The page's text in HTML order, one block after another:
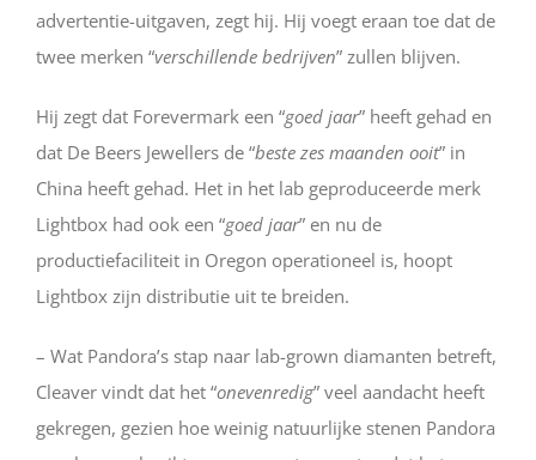
advertentie-uitgaven, zegt hij. Hij voegt eraan toe dat de
twee merken “verschillende bedrijven” zullen blijven.
Hij zegt dat Forevermark een “goed jaar” heeft gehad en
dat De Beers Jewellers de “beste zes maanden ooit” in
China heeft gehad. Het in het lab geproduceerde merk
Lightbox had ook een “goed jaar” en nu de
productiefaciliteit in Oregon operationeel is, hoopt
Lightbox zijn distributie uit te breiden.
– Wat Pandora’s stap naar lab-grown diamanten betreft,
Cleaver vindt dat het “onevenredig” veel aandacht heeft
gekregen, gezien hoe weinig natuurlijke stenen Pandora